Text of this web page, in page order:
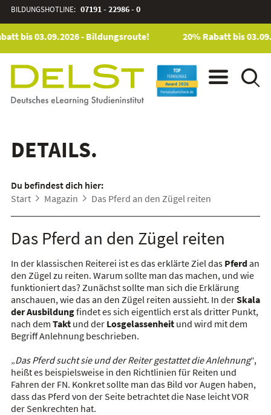
BILDUNGSHOTLINE: 07191 - 22986 - 0
bis 03.09.2026 - Bildungsroute! 20% Rabatt bis
DETAILS.
Du befindest dich hier:
Start
Magazin Das Pferd an den Zügel reiten
Das Pferd an den Zügel reiten
In der klassischen Reiterei ist es das erklärte Ziel das Pferdan
den Zügel zu reiten. Warum sollte man das machen, und wie
funktioniert das? Zunächst sollte man sich die Erklärung
anschauen, wie das an den Zügel reiten aussieht. In derSkala
derAusbildungfindet es sich eigentlich erst als dritter Punkt,
nach dem Taktund der Losgelassenheitund wird mit dem
Begriff Anlehnung beschrieben.
„Das Pferd sucht sie und der Reiter gestattet die Anlehnung“,
heißt es beispielsweise in den Richtlinien für Reiten und
Fahren der FN. Konkret sollte man das Bild vor Augen haben,
dass das Pferd von der Seite betrachtet die Nase leicht VOR
der Senkrechten hat.